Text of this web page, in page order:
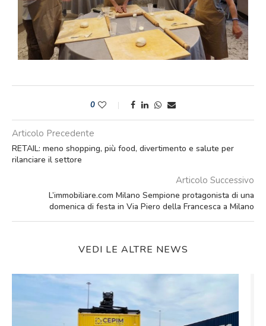
0
Articolo Precedente
RETAIL: meno shopping, più food, divertimento e salute per
rilanciare il settore
Articolo Successivo
L’immobiliare.com Milano Sempione protagonista di una
domenica di festa in Via Piero della Francesca a Milano
VEDI LE ALTRE NEWS